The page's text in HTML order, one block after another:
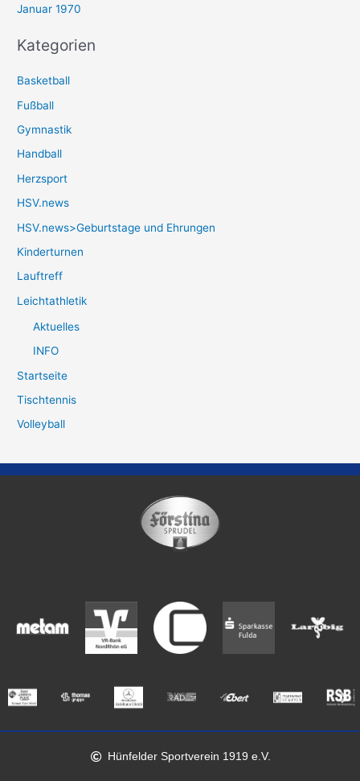
Januar 1970
Kategorien
Basketball
Fußball
Gymnastik
Handball
Herzsport
HSV.news
HSV.news>Geburtstage und Ehrungen
Kinderturnen
Lauftreff
Leichtathletik
Aktuelles
INFO
Startseite
Tischtennis
Volleyball
Hünfelder Sportverein 1919 e.V.